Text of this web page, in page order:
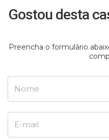
Gostou desta
Preencha o formulário